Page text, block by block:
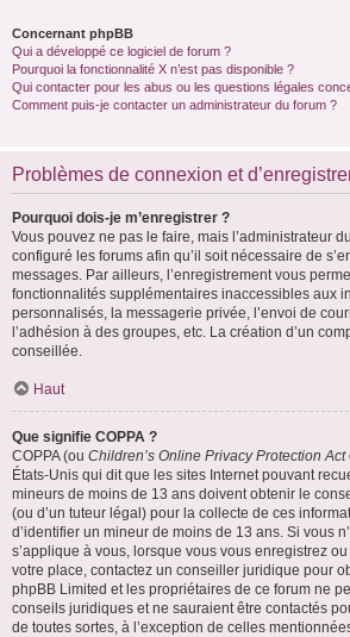
Concernant phpBB
Qui a développé ce logiciel de forum ?
Pourquoi la fonctionnalité X n’est pas disponible ?
Qui contacter pour les abus ou les questions légales
Comment puis-je contacter un administrateur du forum ?
Problèmes de connexion et
Pourquoi dois-je m’enregistrer ?
Vous pouvez ne pas le faire, mais l’administrateur
configuré les forums afin qu’il soit nécessaire de
messages. Par ailleurs, l’enregistrement vous
fonctionnalités supplémentaires inaccessibles aux
personnalisés, la messagerie privée, l’envoi de
l’adhésion à des groupes, etc. La création d’un
conseillée.
Haut
Que signifie COPPA ?
COPPA (ou Children’s Online Privacy Protection Act
États-Unis qui dit que les sites Internet pouvant
mineurs de moins de 13 ans doivent obtenir le
(ou d’un tuteur légal) pour la collecte de ces
d’identifier un mineur de moins de 13 ans. Si vous
s’applique à vous, lorsque vous vous enregistrez
votre place, contactez un conseiller juridique pour
phpBB Limited et les propriétaires de ce forum ne
conseils juridiques et ne sauraient être contactés
de toutes sortes, à l’exception de celles